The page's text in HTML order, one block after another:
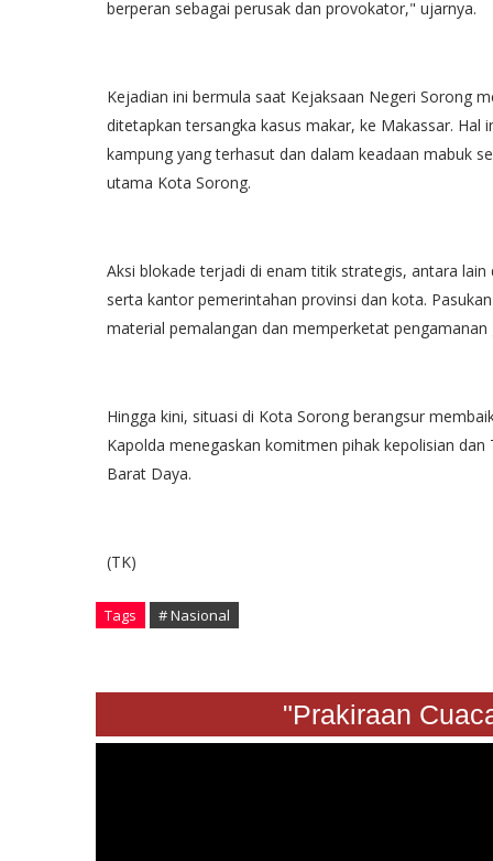
berperan sebagai perusak dan provokator," ujarnya.
Kejadian ini bermula saat Kejaksaan Negeri Sorong
ditetapkan tersangka kasus makar, ke Makassar.
kampung yang terhasut dan dalam keadaan mabuk
utama Kota Sorong.
Aksi blokade terjadi di enam titik strategis, antara
serta kantor pemerintahan provinsi dan kota.
material pemalangan dan memperketat
Hingga kini, situasi di Kota Sorong berangsur
Kapolda menegaskan komitmen pihak kepolisian
Barat Daya.
(TK)
Tags # Nasional
"Prakiraan Cuaca